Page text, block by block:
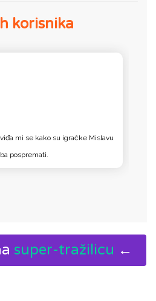
korisnika
mi se kako su igračke Mislavu
pospremati.
super-tražilicu ←